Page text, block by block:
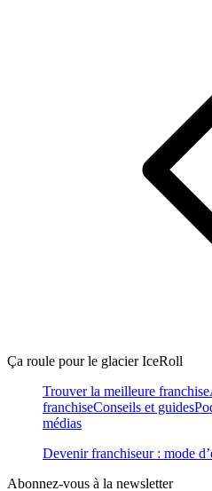
Ça roule pour le glacier IceRoll
Trouver la meilleure franchise
franchiseConseils et guides
médias
Devenir franchiseur : mode
Abonnez-vous à la newsletter